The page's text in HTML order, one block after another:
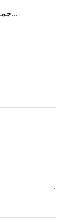
جموں و کشمیر میں تعلیمی ت...